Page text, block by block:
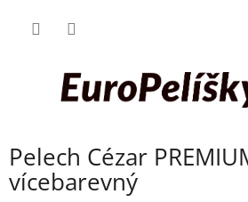
Pelech Cézar
vícebarevný